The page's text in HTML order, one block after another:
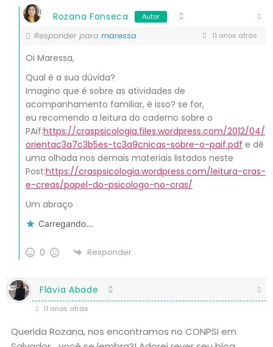
Rozana Fonseca Autor
Responder para maressa 11 anos atrás
Oi Maressa,
Qual é a sua dúvida?
Imagino que é sobre as atividades de
acompanhamento familiar, é isso? se for,
eu recomendo a leitura do caderno sobre o
PAif:https://craspsicologia.files.wordpress.com/2012/04/
orientac3a7c3b5es-tc3a9cnicas-sobre-o-paif.pdf e dê
uma olhada nos demais materiais listados neste
Post:https://craspsicologia.wordpress.com/leitura-cras-
e-creas/papel-do-psicologo-no-cras/
Um abraço
Carregando...
0 Responder
Flávia Abade
11 anos atrás
Querida Rozana, nos encontramos no CONPSI em